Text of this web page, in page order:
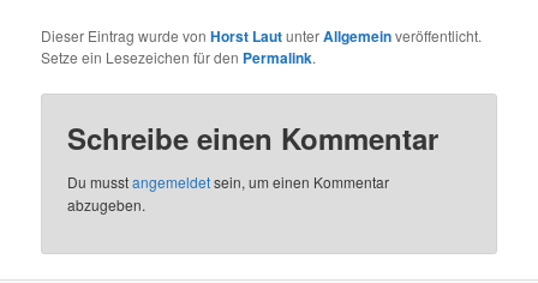
Dieser Eintrag wurde vonHorst LautunterAllgemeinveröffentlicht.
Setze ein Lesezeichen für den Permalink.
Schreibe einen Kommentar
Du musstangemeldetsein, um einen Kommentar
abzugeben.